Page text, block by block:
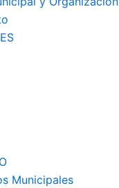
Municipales